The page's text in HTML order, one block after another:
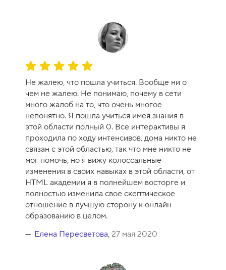
О
ц
е
н
к
а
к
у
р
с
а
-
1
0
Не жалею, что пошла учиться. Вообще ни о
чем не жалею. Не понимаю, почему в сети
много жалоб на то, что очень многое
непонятно. Я пошла учиться имея знания в
этой области полный 0. Все интерактивы я
проходила по ходу интенсивов, дома никто не
связан с этой областью, так что мне никто не
мог помочь, но я вижу колоссальные
изменения в своих навыках в этой области, от
HTML академии я в полнейшем восторге и
полностью изменила свое скептическое
отношение в лучшую сторону к онлайн
образованию в целом.
Елена Пересветова, 27 мая 2020